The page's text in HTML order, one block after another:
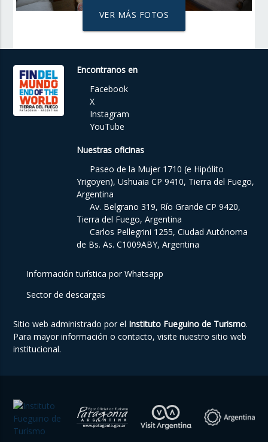
VER MÁS FOTOS
Encontranos en
Facebook
X
Instagram
YouTube
Nuestras oficinas
Paseo de la Mujer 1710 (e Hipólito
Yrigoyen), Ushuaia CP 9410, Tierra del Fuego,
Argentina
Av. Belgrano 319, Río Grande CP 9420,
Tierra del Fuego, Argentina
Carlos Pellegrini 1255, Ciudad Autónoma
de Bs. As. C1009ABY, Argentina
Información turística por Whatsapp
Sector de descargas
Sitio web administrado por el Instituto Fueguino de Turismo.
Para mayor información o contacto, visite nuestrositio web
institucional.